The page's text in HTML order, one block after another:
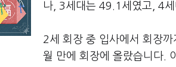
나 , 3세대는 49.1 세였고 , 4
2세 회장 중 입사에서 회장
월 만에 회장에 올랐습니다